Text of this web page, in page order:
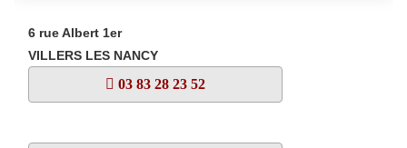
6 rue Albert 1er
VILLERS LES NANCY
03 83 28 23 52